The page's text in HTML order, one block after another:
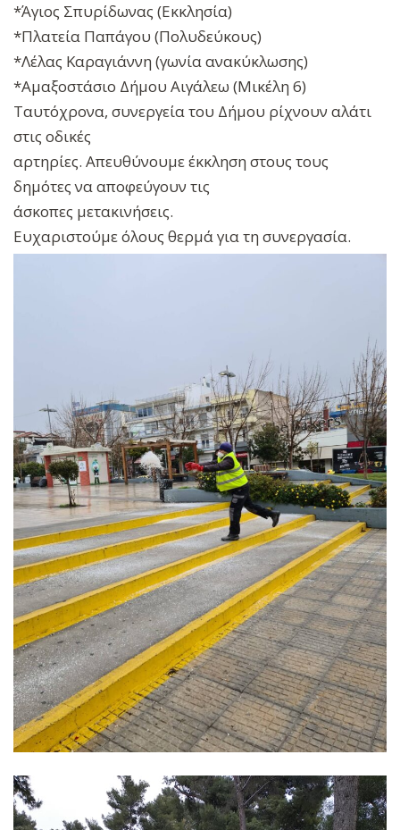
*Άγιος Σπυρίδωνας (Εκκλησία)
*Πλατεία Παπάγου (Πολυδεύκους)
*Λέλας Καραγιάννη (γωνία ανακύκλωσης)
*Αμαξοστάσιο Δήμου Αιγάλεω (Μικέλη 6)
Ταυτόχρονα, συνεργεία του Δήμου ρίχνουν αλάτι
στις οδικές
αρτηρίες. Απευθύνουμε έκκληση στους τους
δημότες να αποφεύγουν τις
άσκοπες μετακινήσεις.
Ευχαριστούμε όλους θερμά για τη συνεργασία.